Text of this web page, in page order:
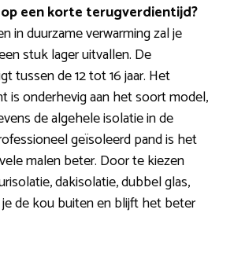
op een korte terugverdientijd?
in duurzame verwarming zal je
stuk lager uitvallen. De
tussen de 12 tot 16 jaar. Het
is onderhevig aan het soort model,
de algehele isolatie in de
geïsoleerd pand is het
malen beter. Door te kiezen
dakisolatie, dubbel glas,
de kou buiten en blijft het beter